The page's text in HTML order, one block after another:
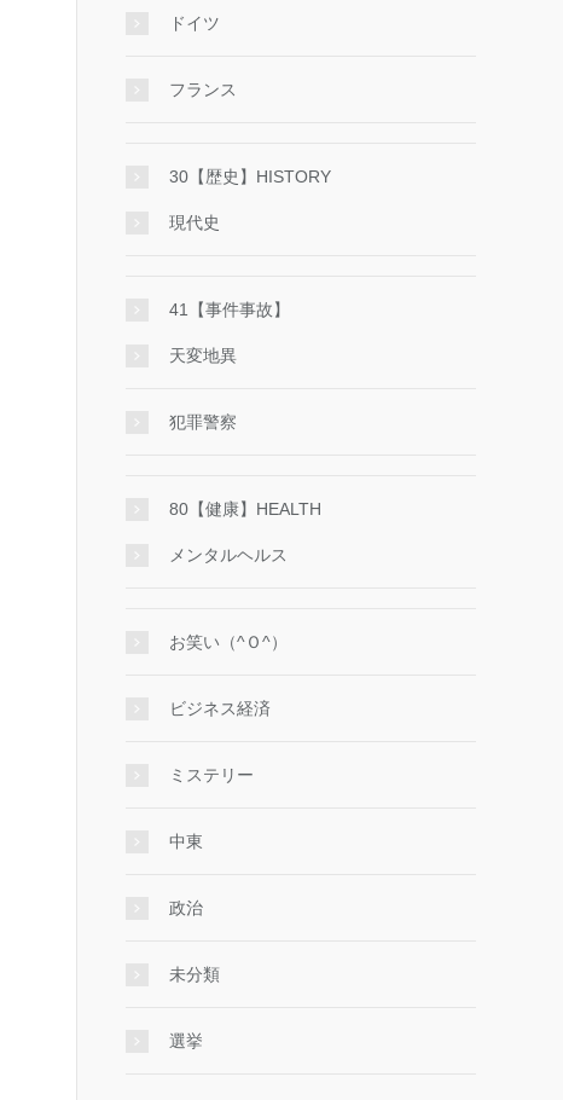
ドイツ
フランス
30【歴史】HISTORY
現代史
41【事件事故】
天変地異
犯罪警察
80【健康】HEALTH
メンタルヘルス
お笑い（^Ｏ^）
ビジネス経済
ミステリー
中東
政治
未分類
選挙